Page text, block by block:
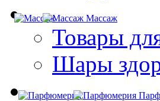
Массаж
Товары
Шары